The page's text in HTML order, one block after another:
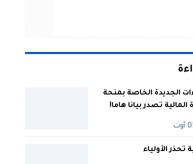
الجديدة الخاصة بمنحة
المالية تصدر بيانا هاما!
تحذر الأولياء